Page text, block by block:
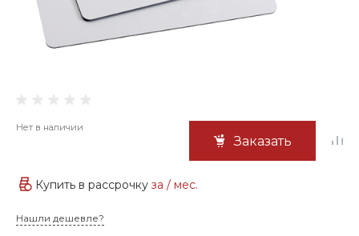
Нет в наличии
Заказать
Купить в рассрочку за / мес.
Нашли дешевле?